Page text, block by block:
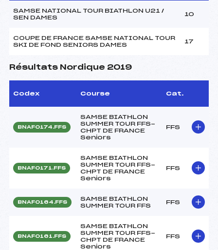
SAMSE NATIONAL TOUR BIATHLON U21 /
SEN DAMES
10
COUPE DE FRANCE SAMSE NATIONAL TOUR
SKI DE FOND SENIORS DAMES
17
Résultats Nordique 2019
Codex Course Cat.
BNAF0174.FFS
SAMSE BIATHLON
SUMMER TOUR FFS-
CHPT DE FRANCE
Seniors
FFS
BNAF0171.FFS
SAMSE BIATHLON
SUMMER TOUR FFS-
CHPT DE FRANCE
Seniors
FFS
BNAF0164.FFS
SAMSE BIATHLON
SUMMER TOUR FFS
FFS
BNAF0161.FFS
SAMSE BIATHLON
SUMMER TOUR FFS-
CHPT DE FRANCE
Seniors
FFS